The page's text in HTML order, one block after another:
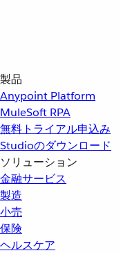
製品
Anypoint Platform
MuleSoft RPA
無料トライアル申込み
Studioのダウンロード
ソリューション
金融サービス
製造
小売
保険
ヘルスケア